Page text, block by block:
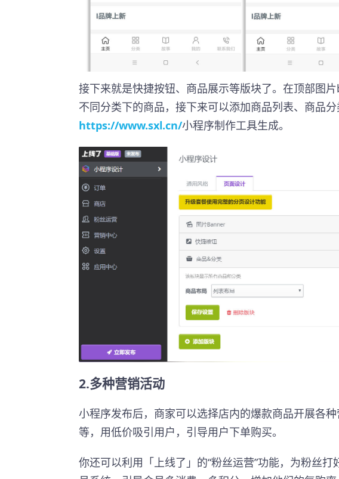
接下来就是快捷按钮、商品展示等版块了。在顶部图
不同分类下的商品，接下来可以添加商品列表、商品
https://www.sxl.cn/小程序制作工具生成。
2.多种营销活动
小程序发布后，商家可以选择店内的爆款商品开展各
等，用低价吸引用户，引导用户下单购买。
你还可以利用「上线了」的“粉丝运营”功能，为粉丝